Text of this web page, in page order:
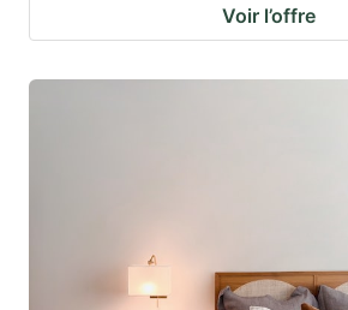
Voir l’offre